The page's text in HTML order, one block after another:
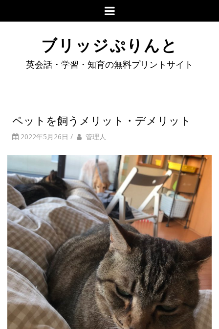
ブリッジぷりんと
英会話・学習・知育の無料プリントサイト
ペットを飼うメリット・デメリット
2022年5月26日 / 管理人